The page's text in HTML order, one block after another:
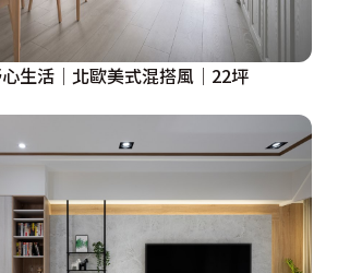
靜享舒心生活│北歐美式混搭風│22坪